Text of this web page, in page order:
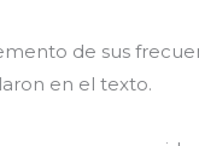
de sus
en el texto.